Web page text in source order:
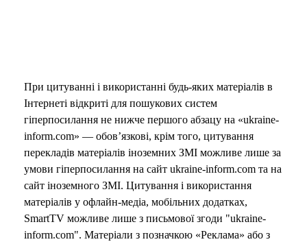
При цитуванні і використанні будь-яких матеріалів в
Інтернеті відкриті для пошукових систем
гіперпосилання не нижче першого абзацу на «ukraine-
inform.com» — обов’язкові, крім того, цитування
перекладів матеріалів іноземних ЗМІ можливе лише за
умови гіперпосилання на сайт ukraine-inform.com та на
сайт іноземного ЗМІ. Цитування і використання
матеріалів у офлайн-медіа, мобільних додатках,
SmartTV можливе лише з письмової згоди "ukraine-
inform.com". Матеріали з позначкою «Реклама» або з